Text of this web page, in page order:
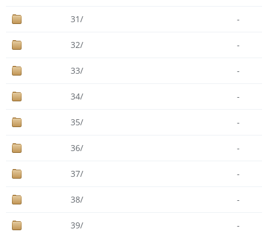
31/ -
32/ -
33/ -
34/ -
35/ -
36/ -
37/ -
38/ -
39/ -